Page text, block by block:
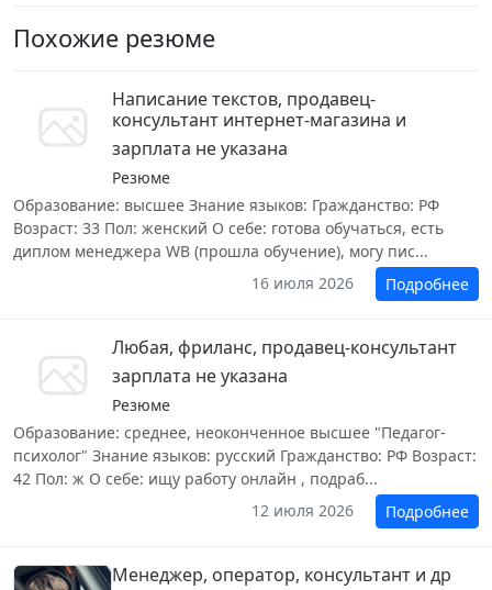
Похожие резюме
Написание текстов, продавец-
консультант интернет-магазина и
зарплата не указана
Резюме
Образование: высшее Знание языков: Гражданство: РФ
Возраст: 33 Пол: женский О себе: готова обучаться, есть
диплом менеджера WB (прошла обучение), могу пис...
16 июля 2026
Подробнее
Любая, фриланс, продавец-консультант
зарплата не указана
Резюме
Образование: среднее, неоконченное высшее "Педагог-
психолог" Знание языков: русский Гражданство: РФ Возраст:
42 Пол: ж О себе: ищу работу онлайн , подраб...
12 июля 2026
Подробнее
Менеджер, оператор, консультант и др